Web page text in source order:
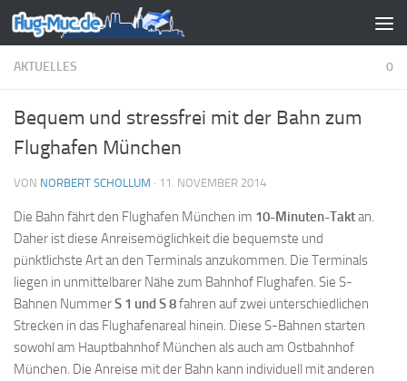
Zum Inhalt springen
AKTUELLES 0
Bequem und stressfrei mit der Bahn zum
Flughafen München
VON NORBERT SCHOLLUM · 11. NOVEMBER 2014
Die Bahn fährt den Flughafen München im 10-Minuten-Taktan.
Daher ist diese Anreisemöglichkeit die bequemste und
pünktlichste Art an den Terminals anzukommen. Die Terminals
liegen in unmittelbarer Nähe zum Bahnhof Flughafen. Sie S-
Bahnen NummerS 1 und S 8fahren auf zwei unterschiedlichen
Strecken in das Flughafenareal hinein. Diese S-Bahnen starten
sowohl am Hauptbahnhof München als auch am Ostbahnhof
München. Die Anreise mit der Bahn kann individuell mit anderen